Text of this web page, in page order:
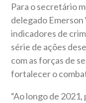
Para o secretário
delegado
indicadores de
série de ações
com as forças de
fortalecer o
“Ao longo de